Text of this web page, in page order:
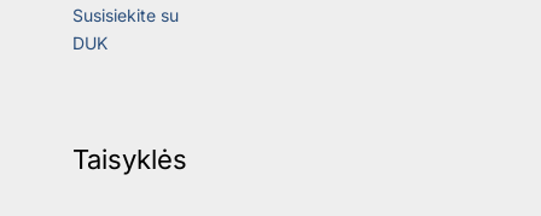
Susisiekite su
DUK
Taisyklės